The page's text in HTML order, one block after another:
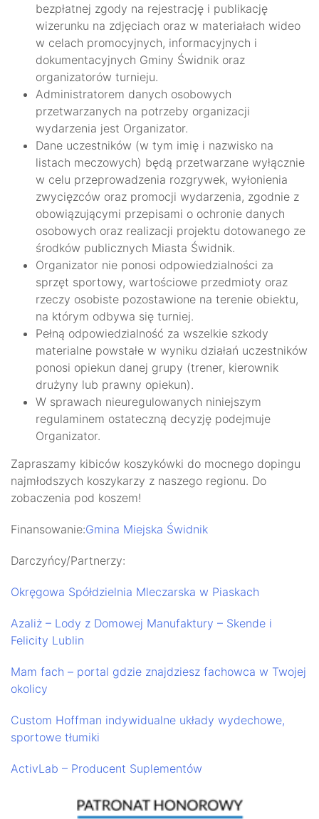
bezpłatnej zgody na rejestrację i publikację
wizerunku na zdjęciach oraz w materiałach wideo
w celach promocyjnych, informacyjnych i
dokumentacyjnych Gminy Świdnik oraz
organizatorów turnieju.
Administratorem danych osobowych
przetwarzanych na potrzeby organizacji
wydarzenia jest Organizator.
Dane uczestników (w tym imię i nazwisko na
listach meczowych) będą przetwarzane wyłącznie
w celu przeprowadzenia rozgrywek, wyłonienia
zwycięzców oraz promocji wydarzenia, zgodnie z
obowiązującymi przepisami o ochronie danych
osobowych oraz realizacji projektu dotowanego ze
środków publicznych Miasta Świdnik.
Organizator nie ponosi odpowiedzialności za
sprzęt sportowy, wartościowe przedmioty oraz
rzeczy osobiste pozostawione na terenie obiektu,
na którym odbywa się turniej.
Pełną odpowiedzialność za wszelkie szkody
materialne powstałe w wyniku działań uczestników
ponosi opiekun danej grupy (trener, kierownik
drużyny lub prawny opiekun).
W sprawach nieuregulowanych niniejszym
regulaminem ostateczną decyzję podejmuje
Organizator.
Zapraszamy kibiców koszykówki do mocnego dopingu
najmłodszych koszykarzy z naszego regionu. Do
zobaczenia pod koszem!
Finansowanie:Gmina Miejska Świdnik
Darczyńcy/Partnerzy:
Okręgowa Spółdzielnia Mleczarska w Piaskach
Azaliż – Lody z Domowej Manufaktury – Skende i
Felicity Lublin
Mam fach – portal gdzie znajdziesz fachowca w Twojej
okolicy
Custom Hoffman indywidualne układy wydechowe,
sportowe tłumiki
ActivLab – Producent Suplementów